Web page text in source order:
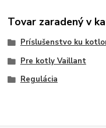
Tovar zaradený v
Príslušenstvo ku
Pre kotly Vaillant
Regulácia